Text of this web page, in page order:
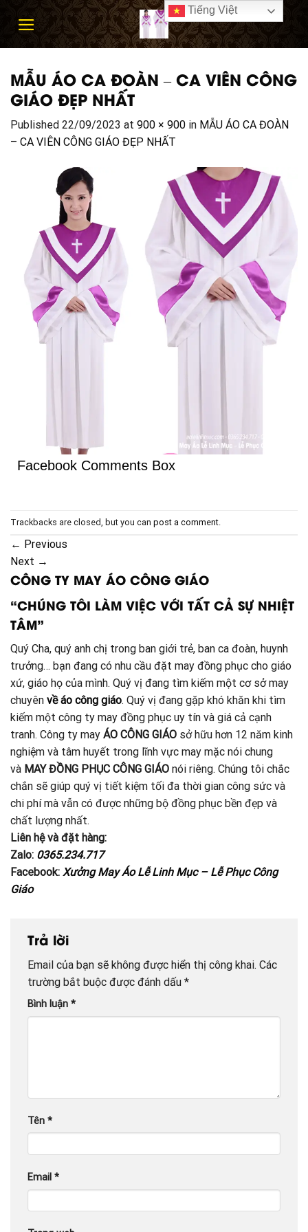
MẪU ÁO CA ĐOÀN – CA VIÊN CÔNG
GIÁO ĐẸP NHẤT
Published 22/09/2023 at 900 × 900 in MẪU ÁO CA ĐOÀN
– CA VIÊN CÔNG GIÁO ĐẸP NHẤT
Facebook Comments Box
Trackbacks are closed, but you can post a comment
← Previous
Next →
CÔNG TY MAY ÁO CÔNG GIÁO
“CHÚNG TÔI LÀM VIỆC VỚI TẤT CẢ SỰ NHIỆT
TÂM”
Quý Cha, quý anh chị trong ban giới trẻ, ban ca đoàn, huynh
trưởng… bạn đang có nhu cầu đặt may đồng phục cho giáo
xứ, giáo họ của mình. Quý vị đang tìm kiếm một cơ sở may
chuyên về áo công giáo. Quý vị đang gặp khó khăn khi tìm
kiếm một công ty may đồng phục uy tín và giá cả cạnh
tranh. Công ty may ÁO CÔNG GIÁO sở hữu hơn 12 năm kinh
nghiệm và tâm huyết trong lĩnh vực may mặc nói chung
và MAY ĐỒNG PHỤC CÔNG GIÁO nói riêng. Chúng tôi chắc
chắn sẽ giúp quý vị tiết kiệm tối đa thời gian công sức và
chi phí mà vẫn có được những bộ đồng phục bền đẹp và
chất lượng nhất.
Liên hệ và đặt hàng:
Zalo: 0365.234.717
Facebook: Xưởng May Áo Lễ Linh Mục – Lễ Phục Công
Giáo
Trả lời
Email của bạn sẽ không được hiển thị công khai. Các
trường bắt buộc được đánh dấu *
Bình luận *
Tên *
Email *
Tiếng Việt